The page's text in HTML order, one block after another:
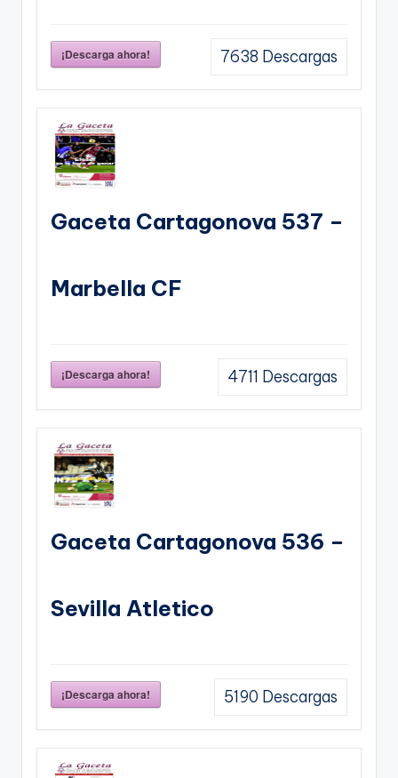
¡Descarga ahora! 7638 Descargas
Gaceta Cartagonova 537 –
Marbella CF
¡Descarga ahora! 4711 Descargas
Gaceta Cartagonova 536 –
Sevilla Atletico
¡Descarga ahora! 5190 Descargas